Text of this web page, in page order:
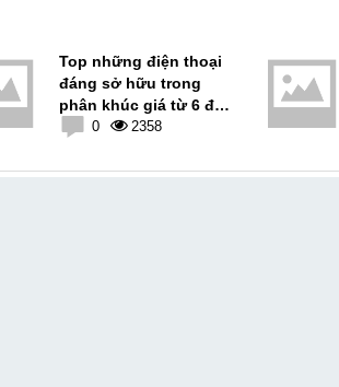
Top những điện thoại
đáng sở hữu trong
phân khúc giá từ 6 đến
7 triệu đồng
0 2358